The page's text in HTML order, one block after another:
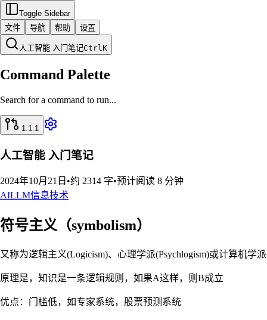
Toggle Sidebar
文件
导航 帮助 设置
人工智能 入门笔记CtrlK
Command Palette
Search for a command to run...
1.1.1
人工智能 入门笔记
2024年10月21日 •约 2314 字•预计阅读 8 分钟
AILLM信息技术
符号主义（symbolism）
又称为逻辑主义(Logicism)、心理学派(Psychlogism)或计算机学
原理是，知识是一条逻辑规则，如果A这样，则B成立
优点：门槛低，如专家系统，股票预测系统